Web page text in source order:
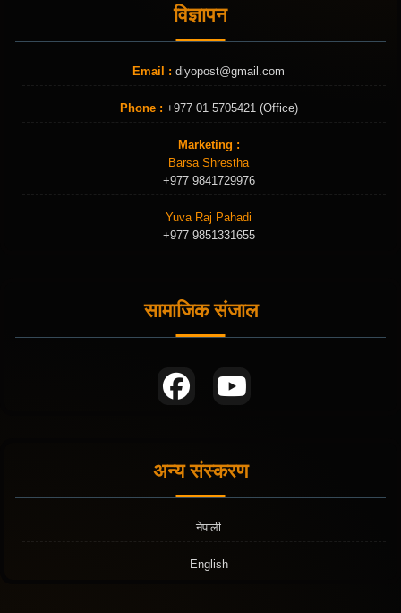
विज्ञापन
Email : diyopost@gmail.com
Phone : +977 01 5705421 (Office)
Marketing :
Barsa Shrestha
+977 9841729976
Yuva Raj Pahadi
+977 9851331655
सामाजिक संजाल
अन्य संस्करण
नेपाली
English